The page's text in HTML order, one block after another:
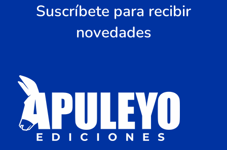
Suscríbete para recibir
novedades